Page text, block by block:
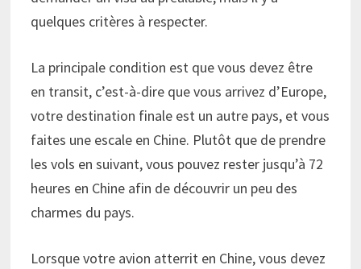
quelques critères à respecter.
La principale condition est que vous devez être
en transit, c’est-à-dire que vous arrivez d’Europe,
votre destination finale est un autre pays, et vous
faites une escale en Chine. Plutôt que de prendre
les vols en suivant, vous pouvez rester jusqu’à 72
heures en Chine afin de découvrir un peu des
charmes du pays.
Lorsque votre avion atterrit en Chine, vous devez